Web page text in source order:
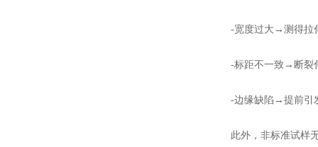
-宽度过大→测得拉
-标距不一致→断裂
-边缘缺陷→提前引
此外，非标准试样